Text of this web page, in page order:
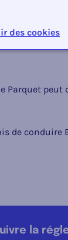
30 ou 50
Parquet peut
de conduire
la
des cookies